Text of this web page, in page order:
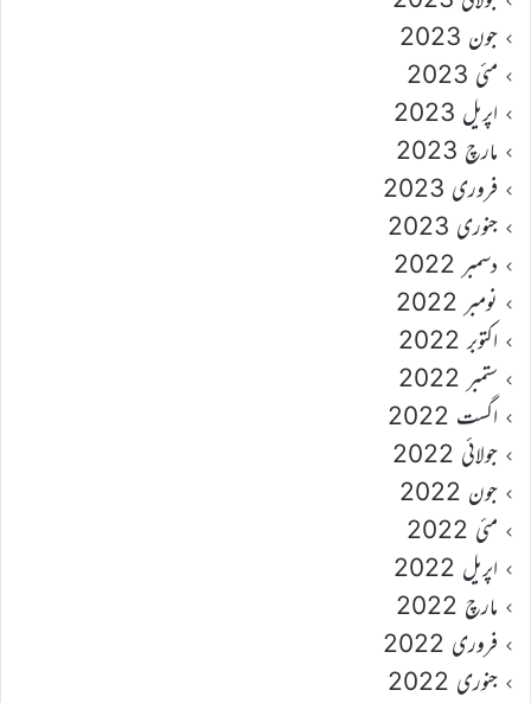
جون 2023
مئی 2023
اپریل 2023
مارچ 2023
فروری 2023
جنوری 2023
دسمبر 2022
نومبر 2022
اکتوبر 2022
ستمبر 2022
اگست 2022
جولائی 2022
جون 2022
مئی 2022
اپریل 2022
مارچ 2022
فروری 2022
جنوری 2022